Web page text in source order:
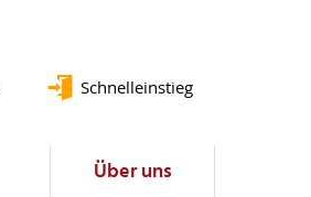
Schnelleinstieg
Über uns